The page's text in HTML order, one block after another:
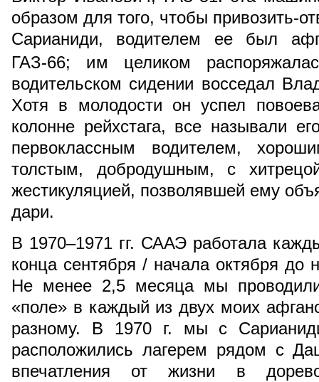
образом для того, чтобы привозить-
Сарианиди, водителем ее был
ГАЗ-66; им целиком
водительском сидении восседал
Хотя в молодости он успел
колонне рейхстага, все называли
первоклассным водителем,
толстым, добродушным, с
жестикуляцией, позволявшей ему
дари.
В 1970–1971 гг. СААЭ работала
конца сентября / начала октября до
Не менее 2,5 месяца мы
«поле» в каждый из двух моих
разному. В 1970 г. мы с
расположились лагерем рядом с
впечатления от жизни в